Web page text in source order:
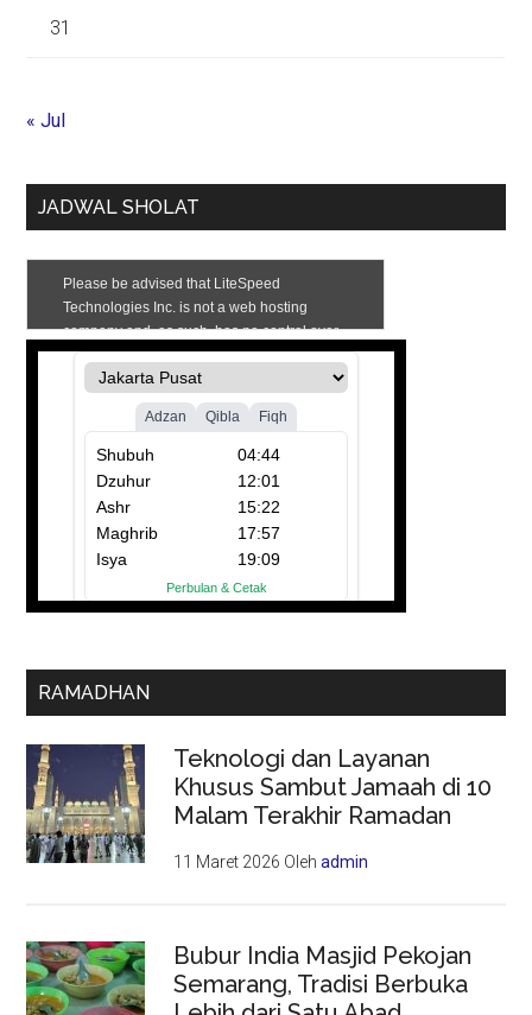
31
« Jul
JADWAL SHOLAT
RAMADHAN
Teknologi dan Layanan
Khusus Sambut Jamaah di 10
Malam Terakhir Ramadan
11 Maret 2026 Olehadmin
Bubur India Masjid Pekojan
Semarang, Tradisi Berbuka